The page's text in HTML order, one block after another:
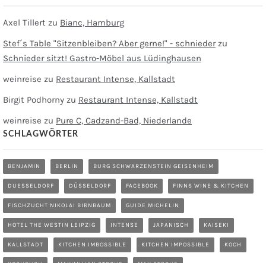
Axel Tillert zu Bianc, Hamburg
Stef´s Table "Sitzenbleiben? Aber gerne!" - schniederzu
Schnieder sitzt! Gastro-Möbel aus Lüdinghausen
weinreise zu Restaurant Intense, Kallstadt
Birgit Podhorny zu Restaurant Intense, Kallstadt
weinreise zu Pure C, Cadzand-Bad, Niederlande
SCHLAGWÖRTER
BENJAMIN BERLIN BURG SCHWARZENSTEIN GEISENHEIM
DUESSELDORF DÜSSELDORF FACEBOOK FINNS WINE & KITCHEN
FISCHZUCHT NIKOLAI BIRNBAUM GUIDE MICHELIN
HOTEL THE WESTIN LEIPZIG INTENSE JAPANISCH KAISEKI
KALLSTADT KITCHEN IMBOSSIBLE KITCHEN IMPOSSIBLE KOCH